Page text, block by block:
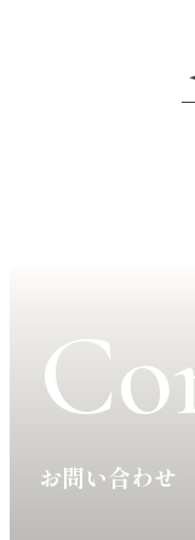
お問い合わせ